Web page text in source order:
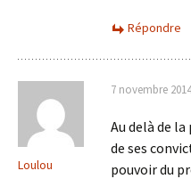
Répondre
Loulou
7 novembre
Au delà de
de ses
pouvoir du